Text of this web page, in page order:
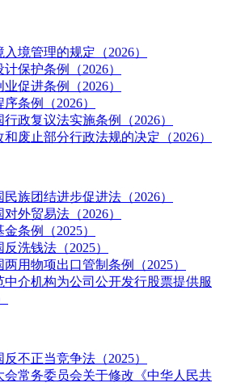
境管理的规定（2026）
保护条例（2026）
促进条例（2026）
条例（2026）
政复议法实施条例（2026）
废止部分行政法规的决定（2026）
族团结进步促进法（2026）
外贸易法（2026）
条例（2025）
洗钱法（2025）
用物项出口管制条例（2025）
中介机构为公司公开发行股票提供服
不正当竞争法（2025）
会常务委员会关于修改《中华人民共